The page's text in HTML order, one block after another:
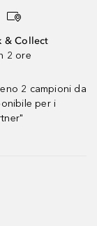
& Collect
2 ore
2 campioni da
per i